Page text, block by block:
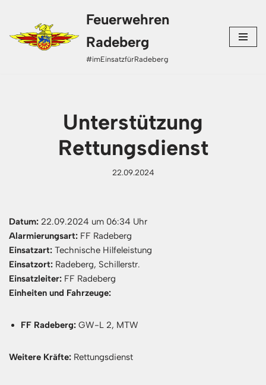
Zum
Inhalt
Feuerwehren
Radeberg
#imEinsatzfürRadeberg
Unterstützung
Rettungsdienst
22.09.2024
Datum: 22.09.2024 um 06:34 Uhr
Alarmierungsart: FF Radeberg
Einsatzart: Technische Hilfeleistung
Einsatzort: Radeberg, Schillerstr.
Einsatzleiter: FF Radeberg
Einheiten und Fahrzeuge:
FF Radeberg: GW-L 2, MTW
Weitere Kräfte: Rettungsdienst